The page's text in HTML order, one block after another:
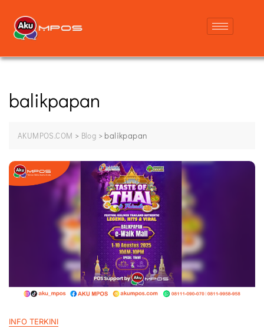
balikpapan
AKUMPOS.COM > Blog > balikpapan
INFO TERKINI